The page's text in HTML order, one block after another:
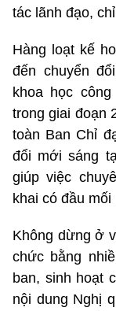
tác lãnh đạo,
Hàng loạt kế
đến chuyển
khoa học
trong giai đoạn
toàn Ban Chỉ
đổi mới sáng
giúp việc
khai có đầu
Không dừng ở
chức bằng
ban, sinh hoạt
nội dung Nghị